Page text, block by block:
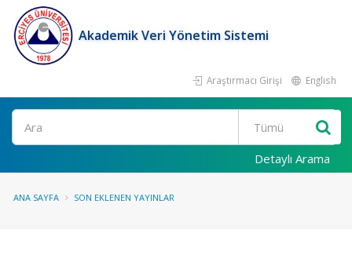
Akademik Veri Yönetim Sistemi
Araştırmacı Girişi English
Ara
Detaylı Arama
ANA SAYFA SON EKLENEN YAYINLAR